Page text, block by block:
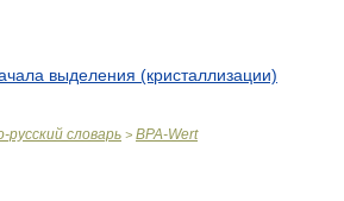
выделения (кристаллизации)
словарь > BPA-Wert